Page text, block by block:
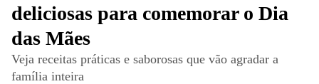
deliciosas para comemorar o Dia
das Mães
Veja receitas práticas e saborosas que vão agradar a
família inteira